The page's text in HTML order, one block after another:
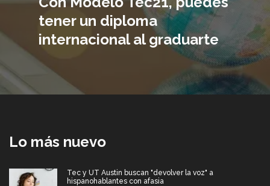
tener un diploma
internacional al graduarte
Lo más nuevo
Tec y UT Austin buscan "devolver la voz" a
hispanohablantes con afasia